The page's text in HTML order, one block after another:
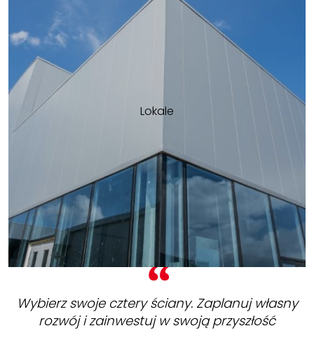
Lokale
Wybierz swoje cztery ściany. Zaplanuj własny
rozwój i zainwestuj w swoją przyszłość